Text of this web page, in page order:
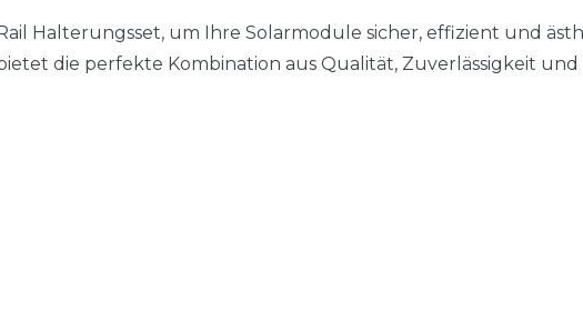
Halterungsset, um Ihre Solarmodule sicher, effizient und
die perfekte Kombination aus Qualität, Zuverlässigkeit und